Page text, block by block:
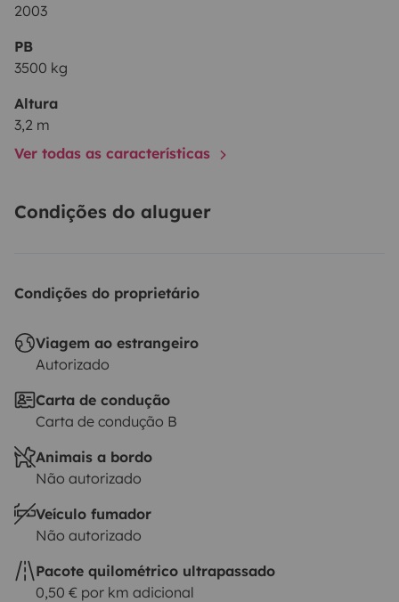
2003
PB
3500 kg
Altura
3,2 m
Ver todas as características
Condições do aluguer
Condições do proprietário
Viagem ao estrangeiro
Autorizado
Carta de condução
Carta de condução B
Animais a bordo
Não autorizado
Veículo fumador
Não autorizado
Pacote quilométrico ultrapassado
0,50 € por km adicional